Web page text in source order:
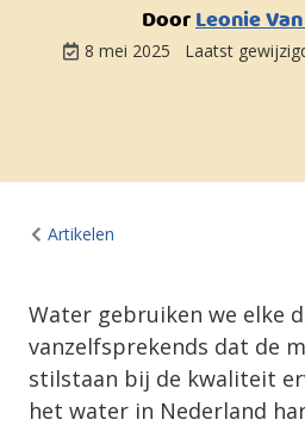
DoorLeonie
8 mei 2025 Laatst
Artikelen
Water gebruiken we elke
vanzelfsprekends dat de
stilstaan bij de kwaliteit
het water in Nederland